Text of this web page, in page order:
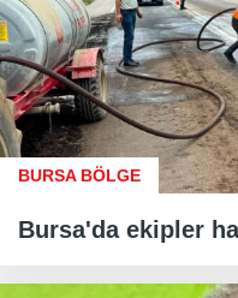
BURSA BÖLGE
Bursa'da ekipler